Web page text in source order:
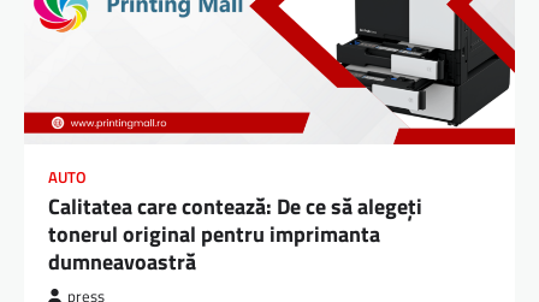
AUTO
Calitatea care contează: De ce să alegeți
tonerul original pentru imprimanta
dumneavoastră
press